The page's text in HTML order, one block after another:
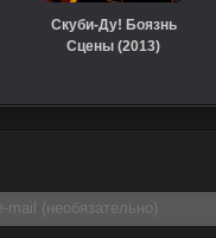
Скуби-Ду! Боязнь
Сцены (2013)